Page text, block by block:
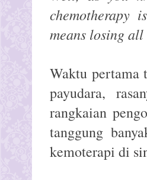
chemotherapy
means losing
Waktu pertama
payudara,
rangkaian
tanggung
kemoterapi di